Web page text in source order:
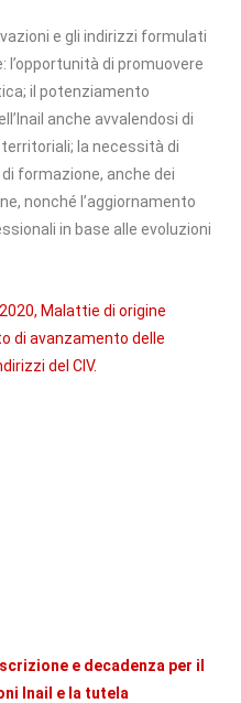
e gli indirizzi formulati
l’opportunità di promuovere
il potenziamento
anche avvalendosi di
la necessità di
formazione, anche dei
nonché l’aggiornamento
in base alle evoluzioni
Malattie di origine
di avanzamento delle
del CIV.
e decadenza per il
Inail e la tutela